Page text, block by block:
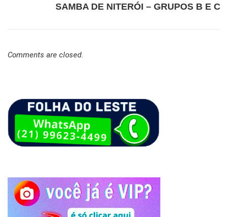
SAMBA DE NITERÓI – GRUPOS B E C
Comments are closed.